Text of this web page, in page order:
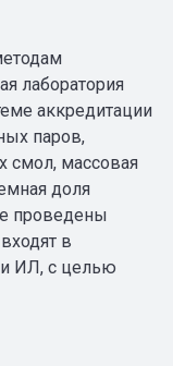
лаборатория
аккредитации
паров,
смол, массовая
доля
проведены
в
ИЛ, с целью